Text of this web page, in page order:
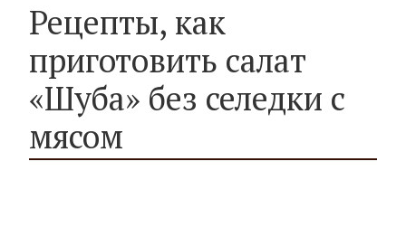
Рецепты, как
приготовить салат
«Шуба» без селедки с
мясом